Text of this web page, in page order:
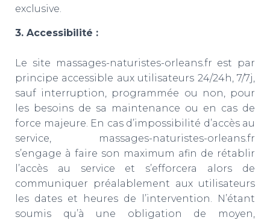
exclusive.
3. Accessibilité :
Le site massages-naturistes-orleans.fr est par
principe accessible aux utilisateurs 24/24h, 7/7j,
sauf interruption, programmée ou non, pour
les besoins de sa maintenance ou en cas de
force majeure. En cas d’impossibilité d’accès au
service, massages-naturistes-orleans.fr
s’engage à faire son maximum afin de rétablir
l’accès au service et s’efforcera alors de
communiquer préalablement aux utilisateurs
les dates et heures de l’intervention. N’étant
soumis qu’à une obligation de moyen,